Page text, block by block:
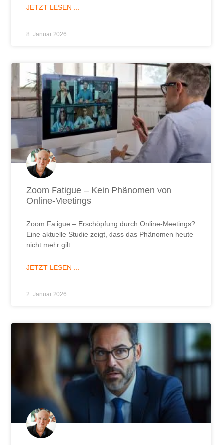
JETZT LESEN ...
8. Januar 2026
Zoom Fatigue – Kein Phänomen von
Online-Meetings
Zoom Fatigue – Erschöpfung durch Online-Meetings?
Eine aktuelle Studie zeigt, dass das Phänomen heute
nicht mehr gilt.
JETZT LESEN ...
2. Januar 2026